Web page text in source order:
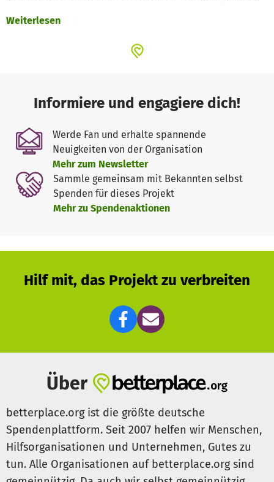
Wenn das Geld reicht, bekommen die Jugendlichen täglich
Unterkunft. Jedoch sind sie auf Ihre materielle und
diese betterplace.org oder gegen Spendenquittung, wenn
Sie an dieses Konto überweisen (Wir sind ein vom
Finanzamt als gemeinnützig anerkannter Verein): AGERTO
e.V. Kontonr.: 326247979 BLZ. 79020076 Hypovereinsbank
Würzburg
Weiterlesen
Informiere und engagiere dich!
Werde Fan und erhalte spannende
Neuigkeiten von der Organisation
Mehr zum Newsletter
Sammle gemeinsam mit Bekannten selbst
Spenden für dieses Projekt
Mehr zu Spendenaktionen
Hilf mit, das Projekt zu verbreiten
Über
betterplace.org ist die größte deutsche
Spendenplattform. Seit 2007 helfen wir Menschen,
Hilfsorganisationen und Unternehmen, Gutes zu
tun. Alle Organisationen auf betterplace.org sind